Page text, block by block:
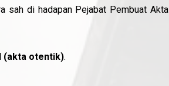
sah di hadapan Pejabat Pembuat Akta
(akta otentik).